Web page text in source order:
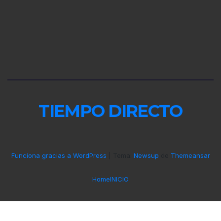
TIEMPO DIRECTO
Funciona gracias a WordPress Newsup Themeansar
HomeINICIO